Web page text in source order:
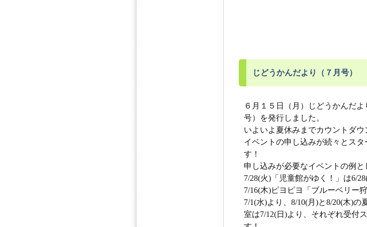
じどうかんだより（７月号）
６月１５日（月）じどうかんだよ
号）を発行しました。
いよいよ夏休みまでカウントダウ
イベントの申し込みが続々とスタ
す！
申し込みが必要なイベントの例と
7/28(火)「児童館がゆく！」は6/
7/16(木)ピヨピヨ「ブルーベリー
7/1(水)より、8/10(月)と8/20(木)の
室は7/12(日)より、それぞれ受付